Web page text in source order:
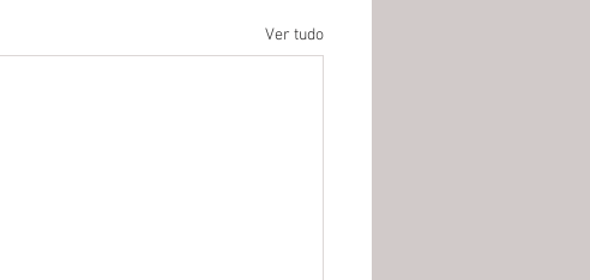
Ver tudo